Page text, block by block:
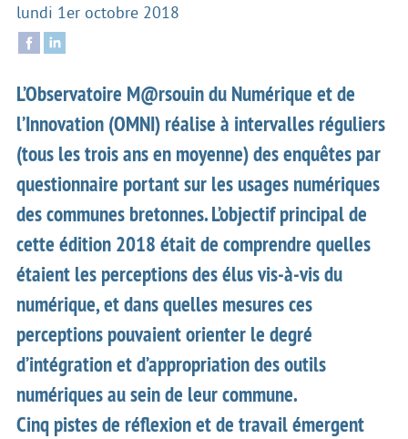
lundi 1er octobre 2018
L’Observatoire M@rsouin du Numérique et de
l’Innovation (OMNI) réalise à intervalles réguliers
(tous les trois ans en moyenne) des enquêtes par
questionnaire portant sur les usages numériques
des communes bretonnes. L’objectif principal de
cette édition 2018 était de comprendre quelles
étaient les perceptions des élus vis-à-vis du
numérique, et dans quelles mesures ces
perceptions pouvaient orienter le degré
d’intégration et d’appropriation des outils
numériques au sein de leur commune.
Cinq pistes de réflexion et de travail émergent